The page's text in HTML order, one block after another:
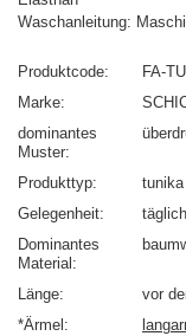
Waschanleitung:
Produktcode
FA-
Marke
dominantes
Muster
Produkttyp
tunika
Gelegenheit
täglich
Dominantes
Material
Länge
vor
*Ärmel